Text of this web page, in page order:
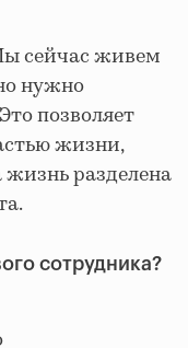
сейчас живем
нужно
позволяет
жизни,
жизнь разделена
сотрудника?